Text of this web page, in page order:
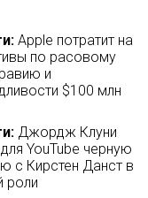
Apple потратит на
по расовому
и
$100 млн
Джордж Клуни
YouTube черную
с Кирстен Данст в
роли